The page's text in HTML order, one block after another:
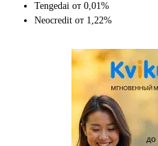
Tengedai от 0,01%
Neocredit от 1,22%